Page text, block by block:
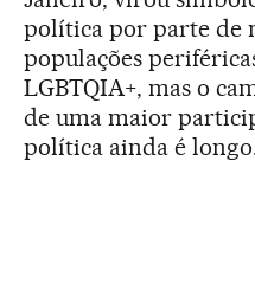
política por parte de
populações
LGBTQIA+, mas o
de uma maior
política ainda é